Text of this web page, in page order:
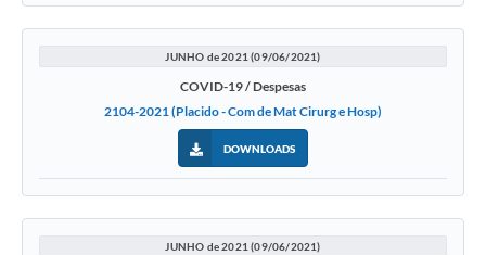
JUNHO de 2021 (09/06/2021)
COVID-19 / Despesas
2104-2021 (Placido - Com de Mat Cirurg e Hosp)
DOWNLOADS
JUNHO de 2021 (09/06/2021)